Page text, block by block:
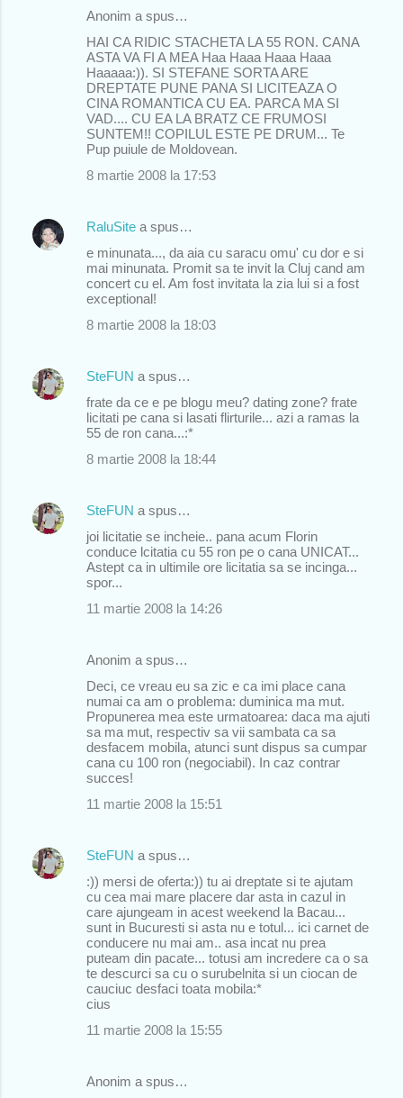
Anonim a spus…
HAI CA RIDIC STACHETA LA 55 RON. CANA
ASTA VA FI A MEA Haa Haaa Haaa Haaa
Haaaaa:)). SI STEFANE SORTA ARE
DREPTATE PUNE PANA SI LICITEAZA O
CINA ROMANTICA CU EA. PARCA MA SI
VAD.... CU EA LA BRATZ CE FRUMOSI
SUNTEM!! COPILUL ESTE PE DRUM... Te
Pup puiule de Moldovean.
8 martie 2008 la 17:53
RaluSite a spus…
e minunata..., da aia cu saracu omu' cu dor e si
mai minunata. Promit sa te invit la Cluj cand am
concert cu el. Am fost invitata la zia lui si a fost
exceptional!
8 martie 2008 la 18:03
SteFUN a spus…
frate da ce e pe blogu meu? dating zone? frate
licitati pe cana si lasati flirturile... azi a ramas la
55 de ron cana...:*
8 martie 2008 la 18:44
SteFUN a spus…
joi licitatie se incheie.. pana acum Florin
conduce lcitatia cu 55 ron pe o cana UNICAT...
Astept ca in ultimile ore licitatia sa se incinga...
spor...
11 martie 2008 la 14:26
Anonim a spus…
Deci, ce vreau eu sa zic e ca imi place cana
numai ca am o problema: duminica ma mut.
Propunerea mea este urmatoarea: daca ma ajuti
sa ma mut, respectiv sa vii sambata ca sa
desfacem mobila, atunci sunt dispus sa cumpar
cana cu 100 ron (negociabil). In caz contrar
succes!
11 martie 2008 la 15:51
SteFUN a spus…
:)) mersi de oferta:)) tu ai dreptate si te ajutam
cu cea mai mare placere dar asta in cazul in
care ajungeam in acest weekend la Bacau...
sunt in Bucuresti si asta nu e totul... ici carnet de
conducere nu mai am.. asa incat nu prea
puteam din pacate... totusi am incredere ca o sa
te descurci sa cu o surubelnita si un ciocan de
cauciuc desfaci toata mobila:*
cius
11 martie 2008 la 15:55
Anonim a spus…